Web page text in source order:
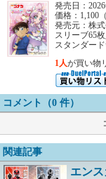
発売日：
価格：1,100
発売元：株
スリーブ65
スタンダー
1人が買い物
コメント（0 件）
関連記事
エン